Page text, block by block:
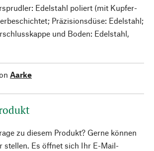
Edelstahl poliert (mit Kupfer-
Präzisionsdüse: Edelstahl;
und Boden: Edelstahl,
Aarke
zu diesem Produkt? Gerne können
stellen. Es öffnet sich Ihr E-Mail-